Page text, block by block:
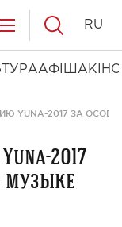
АФІША КІНО
RU
YUNA-2017 ЗА
2017
музыке